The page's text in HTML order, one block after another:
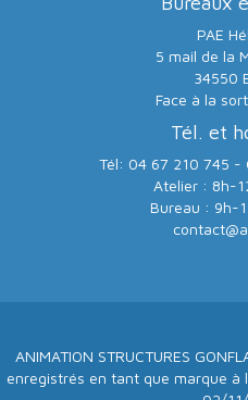
PAE
5 mail de la
34550
Face à la
Tél. et
Tél: 04 67 210 745 -
Atelier : 8h-
Bureau : 9h-
ANIMATION STRUCTURES
enregistrés en tant que marque à